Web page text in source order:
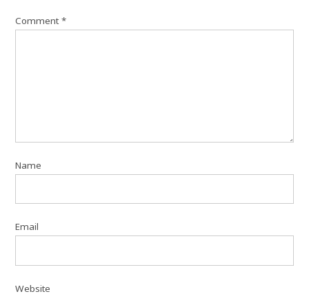
Comment*
Name
Email
Website